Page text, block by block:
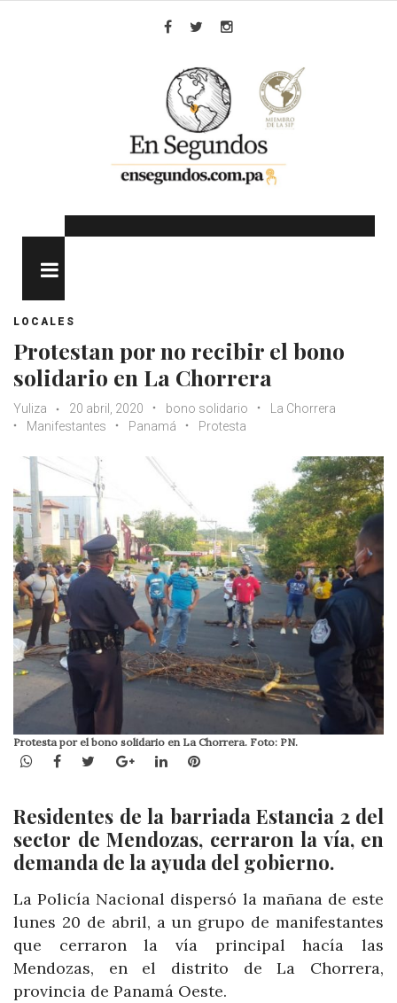
LOCALES
Protestan por no recibir el bono
solidario en La Chorrera
Yuliza 20 abril, 2020 bono solidario
La Chorrera
Manifestantes
Panamá Protesta
Protesta por el bono solidario en La Chorrera. Foto: PN.
WhatsApp
Facebook
TwitterGoogle+LinkedInPinterest
Residentes de la barriada Estancia 2 del
sector de Mendozas, cerraron la vía, en
demanda de la ayuda del gobierno.
La Policía Nacional dispersó la mañana de este
lunes 20 de abril, a un grupo de manifestantes
que cerraron la vía principal hacía las
Mendozas, en el distrito de La Chorrera,
provincia de Panamá Oeste.